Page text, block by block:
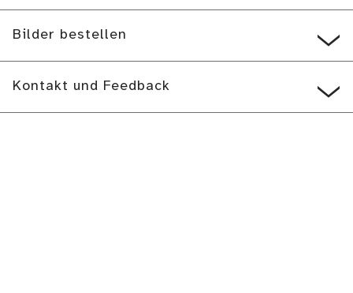
Bilder bestellen
Kontakt und Feedback